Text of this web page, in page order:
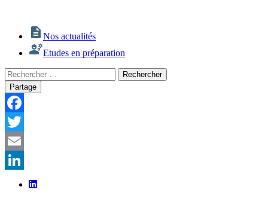
Nos actualités
Etudes en préparation
Rechercher
:
Rechercher
Partage
Facebook
Twitter
Email
LinkedIn